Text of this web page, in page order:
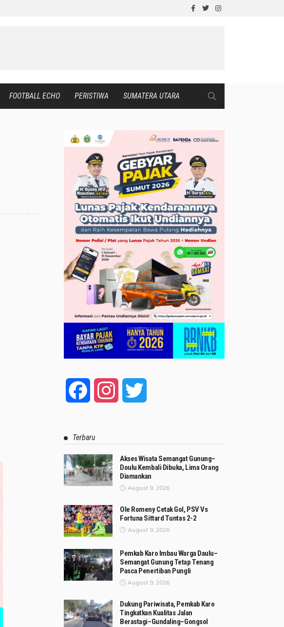
FOOTBALL ECHO PERISTIWA SUMATERA UTARA
Facebook Instagram
Terbaru
Akses Wisata Semangat Gunung–
Doulu Kembali Dibuka, Lima Orang
Diamankan
August 9, 2026
Ole Romeny Cetak Gol, PSV Vs
Fortuna Sittard Tuntas 2-2
August 9, 2026
Pemkab Karo Imbau Warga Daulu–
Semangat Gunung Tetap Tenang
Pasca Penertiban Pungli
August 9, 2026
Dukung Pariwisata, Pemkab Karo
Tingkatkan Kualitas Jalan
Berastagi–Gundaling–Gongsol